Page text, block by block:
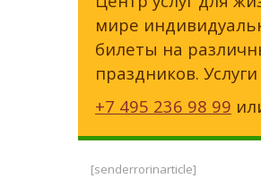
мире
билеты на
праздников.
+7 495 236 98 99
[senderrorinarticle]